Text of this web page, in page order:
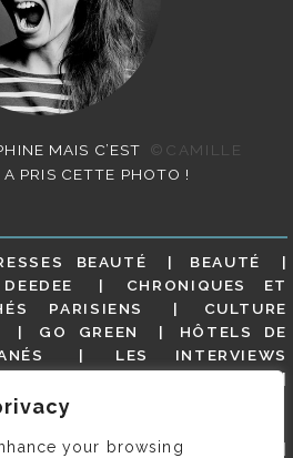
your browsing
MAIS C’EST
©CAMILLE
A PRIS CETTE PHOTO !
BEAUTÉ
BEAUTÉ
CHRONIQUES ET
PARISIENS
CULTURE
GO GREEN
HÔTELS DE
LES INTERVIEWS
NON CLASSÉ
RESTAURANTS